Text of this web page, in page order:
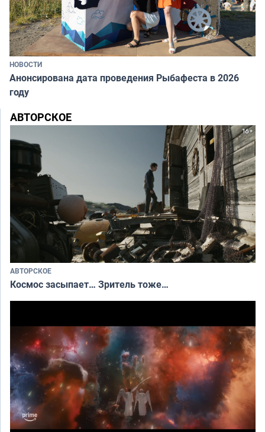
НОВОСТИ
Анонсирована дата проведения Рыбафеста в 2026
году
АВТОРСКОЕ
АВТОРСКОЕ
Космос засыпает… Зритель тоже…